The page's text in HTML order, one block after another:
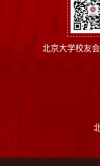
北京大学校友